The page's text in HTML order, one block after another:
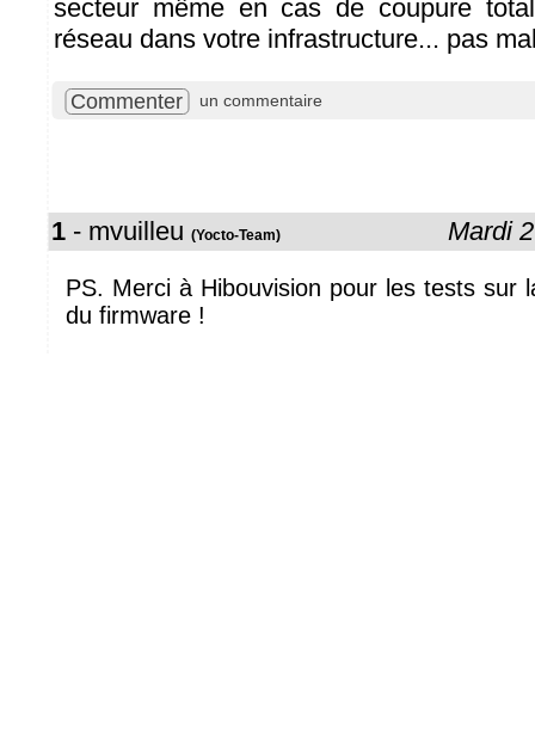
secteur même en cas de coupure
réseau dans votre infrastructure... pas
Commenter un commentaire
1 - mvuilleu (Yocto-Team) Mardi
PS. Merci à Hibouvision pour les tests sur
du firmware !